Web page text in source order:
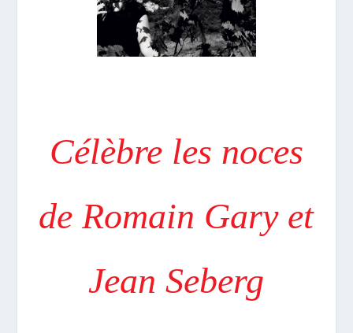
Célèbre les noces
de Romain Gary et
Jean Seberg